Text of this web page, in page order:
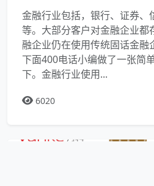
金融行业包括，银行、证券、
等。大部分客户对金融企业都
融企业仍在使用传统固话金融
下面400电话小编做了一张简
下。金融行业使用...
6020